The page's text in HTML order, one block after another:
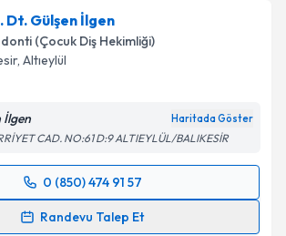
hazırlandığında e-posta ile
verilerimin işlenmesine ilişkinAydınlatma
'ni okudum ve kişisel verilerimin belirtilen
işlenmesini kabul ediyorum.
Dt. Gülşen İlgen
(Çocuk Diş Hekimliği)
, Altıeylül
İlgen Haritada Göster
CAD. NO:61 D:9 ALTIEYLÜL/BALIKESİR
0 (850) 474 91 57
Randevu Talep Et
Takvimi Talebi